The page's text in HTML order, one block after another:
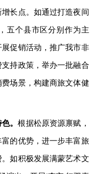
长点。如通过打造夜间
五个县市区分别作为主
促销活动，推广我市非
持政策，举办一批融合
场景，构建商旅文体健
。根据松原资源禀赋，
的优势，进一步丰富旅
如积极发展满蒙艺术文